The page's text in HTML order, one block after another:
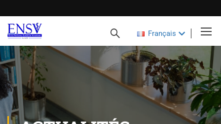
Français